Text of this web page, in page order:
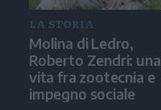
LA STORIA
Molina di Ledro,
Roberto Zendri: una
vita fra zootecnia e
impegno sociale